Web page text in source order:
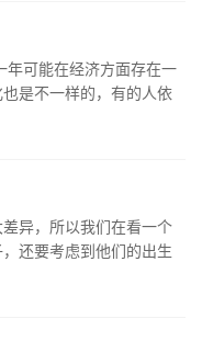
可能在经济方面存在一
是不一样的，有的人依
异，所以我们在看一个
还要考虑到他们的出生